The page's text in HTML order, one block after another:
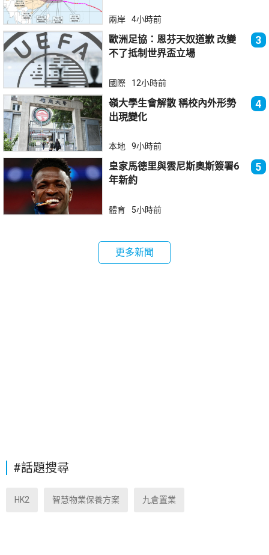
兩岸 4小時前
歐洲足協：恩芬天奴道歉 改變
不了抵制世界盃立場
3
國際 12小時前
嶺大學生會解散 稱校內外形勢
出現變化
4
本地 9小時前
皇家馬德里與雲尼斯奧斯簽署6
年新約
5
體育 5小時前
更多新聞
#話題搜尋
HK2 智慧物業保養方案 九倉置業